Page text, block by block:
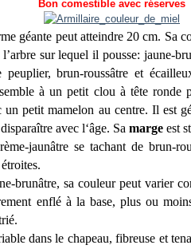
Bon comestible avec réserves
géante peut atteindre 20 cm. Sa
sur lequel il pousse: jaune-
peuplier, brun-roussâtre et
à un petit clou à tête ronde
petit mamelon au centre. Il est
avec l‘âge. Sa marge est
jaunâtre se tachant de brun-
brunâtre, sa couleur peut varier
enflé à la base, plus ou
dans le chapeau, fibreuse et